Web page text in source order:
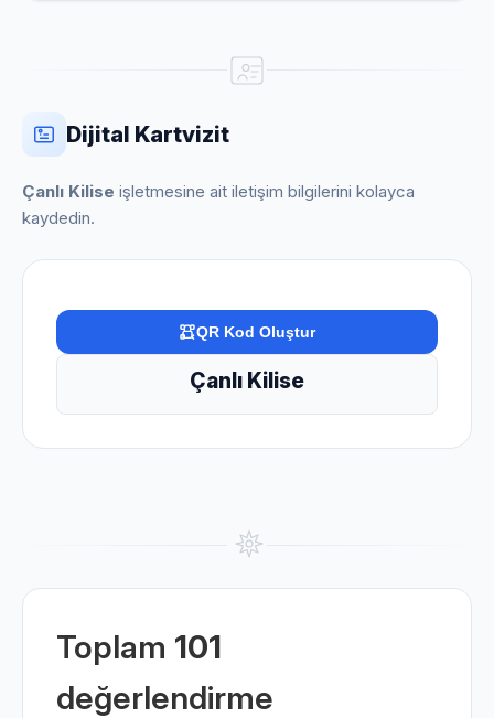
Dijital Kartvizit
Çanlı Kilise işletmesine ait iletişim bilgilerini kolayca
kaydedin.
QR Kod Oluştur
Çanlı Kilise
Toplam 101
değerlendirme